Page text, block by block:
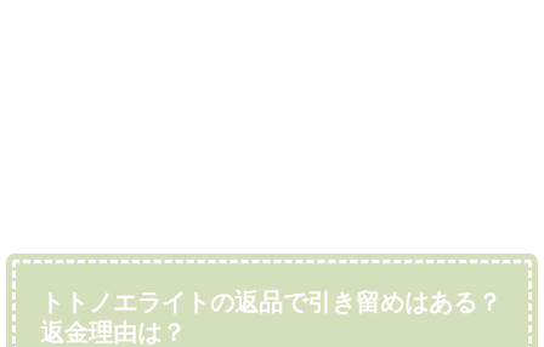
トトノエライトの返品で引き留めはある？
返金理由は？